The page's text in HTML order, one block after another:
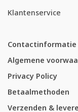
Klantenservice
Contactinformatie
Algemene
Privacy Policy
Betaalmethoden
Verzenden &